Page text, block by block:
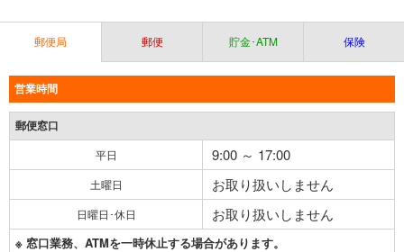
郵便局 郵便 貯金･ATM 保険
営業時間
郵便窓口
平日 9:00 ～ 17:00
土曜日 お取り扱いしません
日曜日･休日 お取り扱いしません
※ 窓口業務、ATMを一時休止する場合があります。